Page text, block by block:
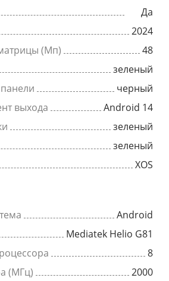
Да
2024
(Мп)
48
зеленый
черный
выхода
Android 14
зеленый
зеленый
XOS
Android
Mediatek Helio G81
8
(МГц)
2000